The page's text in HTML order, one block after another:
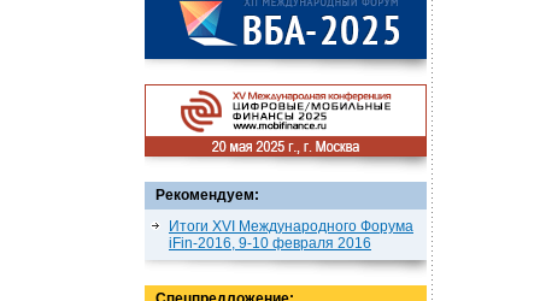
Рекомендуем:
Итоги XVI Международного Форума
iFin-2016, 9-10 февраля 2016